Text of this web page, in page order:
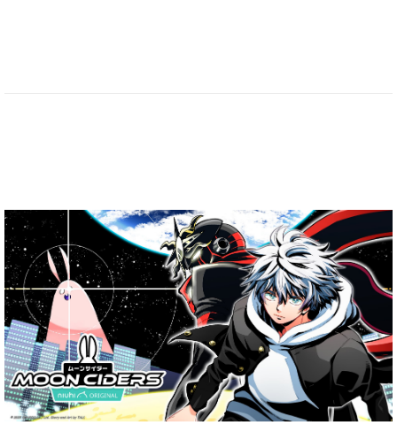
し等による、紛失、破壊、改ざん及び漏えい等
が起こらないように適正に管理し、必要な予
防・是正措置を講じます。また、個人情報を外
部に委託する場合は、守秘義務契約を締結する
とともに、適正な管理が行われるよう、管理・
監督いたします。
第四条 個人情報に関する法令、国が定める指
針及びその他の規範の遵守
「個人情報保護に関する法律」、日本工業規格
「個人情報保護マネジメントシステム－要求事